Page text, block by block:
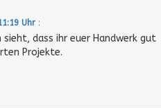
Uhr :
dass ihr euer Handwerk gut
Projekte.